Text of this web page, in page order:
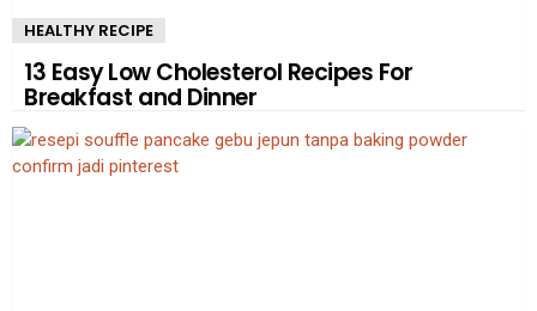
HEALTHY RECIPE
13 Easy Low Cholesterol Recipes For
Breakfast and Dinner